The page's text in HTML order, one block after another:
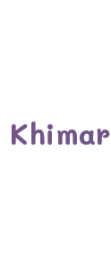
Khimar